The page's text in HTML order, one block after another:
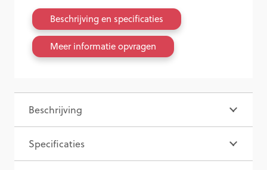
Beschrijving en specificaties
Meer informatie opvragen
Beschrijving
Specificaties